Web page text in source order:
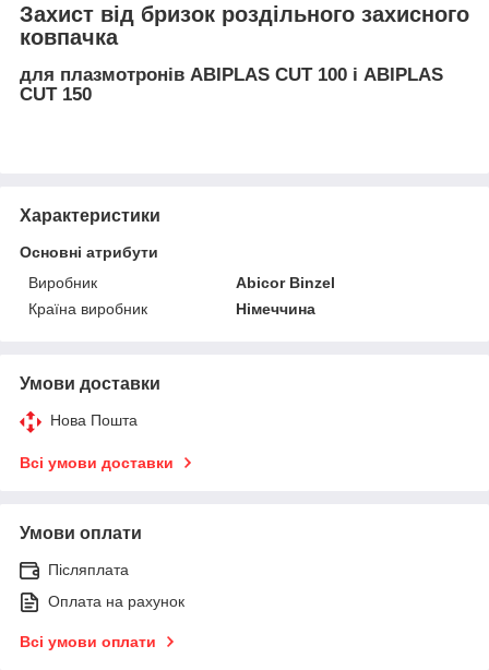
Захист від бризок роздільного захисного
ковпачка
для плазмотронів ABIPLAS CUT 100 і ABIPLAS
CUT 150
Характеристики
Основні атрибути
Виробник
Abicor Binzel
Країна виробник
Німеччина
Умови доставки
Нова Пошта
Всі умови доставки
Умови оплати
Післяплата
Оплата на рахунок
Всі умови оплати